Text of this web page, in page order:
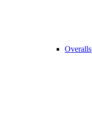
Overalls